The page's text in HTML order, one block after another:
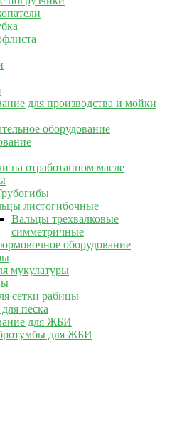
для производства и мойки
оборудование
на отработанном масле
листогибочные
Вальцы трехвалковые
симметричные
оборудование
мукулатуры
сетки рабицы
песка
для ЖБИ
для ЖБИ